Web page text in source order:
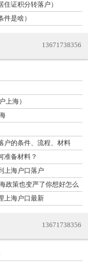
证积分转落户）
是啥）
13671738356
上海）
户的条件、流程、材料
准备材料？
上海户口落户
政策也变严了你想好怎么
上海户口最新
13671738356